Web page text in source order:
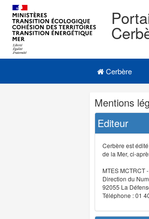
Navigation
Menu principal
Cerbère
Navigation
et
outils
annexes
Mentions
Editeur
Cerbère est
de la Mer, ci-
MTES MCTRCT
Direction du
92055 La
Téléphone : 01